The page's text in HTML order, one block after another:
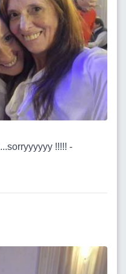
!!!!! -